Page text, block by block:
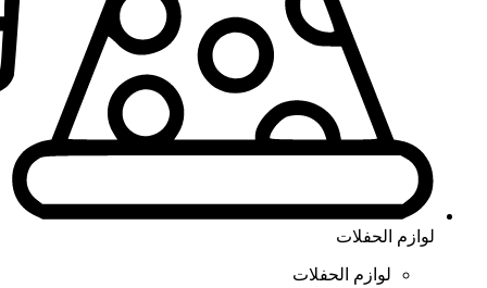
لوازم الحفلات
لوازم الحفلات